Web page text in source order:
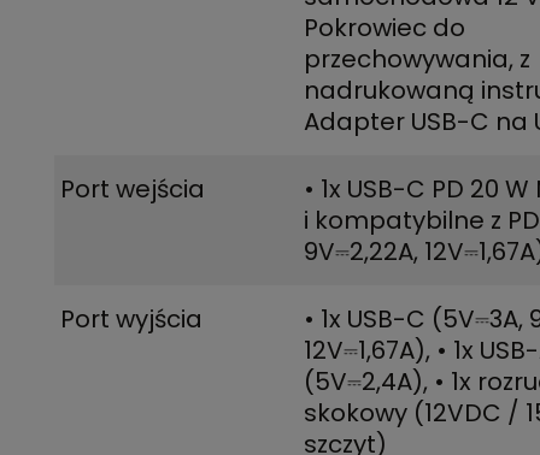
Pokrowiec do
przechowywania, z
nadrukowaną
Adapter USB-C na
Port wejścia
• 1x USB-C PD 20
i kompatybilne z
9V⎓2,22A,
Port wyjścia
• 1x USB-C (5V⎓3A,
12V⎓1,67A), • 1x
(5V⎓2,4A), • 1x
skokowy (12VDC /
szczyt)